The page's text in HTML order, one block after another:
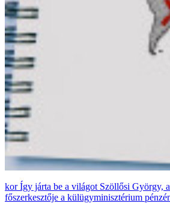
Így járta be a világot Szöllősi György,
főszerkesztője a külügyminisztérium